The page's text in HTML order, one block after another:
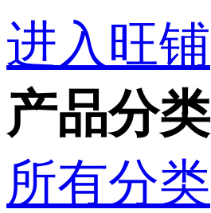
进入旺铺
产品分类
所有分类